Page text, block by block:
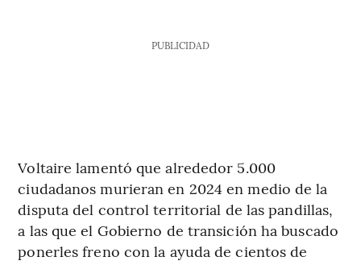
PUBLICIDAD
Voltaire lamentó que alrededor 5.000
ciudadanos murieran en 2024 en medio de la
disputa del control territorial de las pandillas,
a las que el Gobierno de transición ha buscado
ponerles freno con la ayuda de cientos de